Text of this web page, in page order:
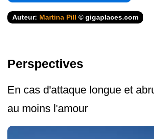
Auteur: Martina Pill © gigaplaces.com
Perspectives
En cas d'attaque longue et
au moins l'amour